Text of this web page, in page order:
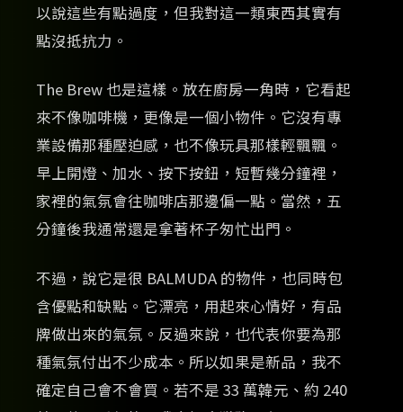
以說這些有點過度，但我對這一類東西其實有
點沒抵抗力。
The Brew 也是這樣。放在廚房一角時，它看起
來不像咖啡機，更像是一個小物件。它沒有專
業設備那種壓迫感，也不像玩具那樣輕飄飄。
早上開燈、加水、按下按鈕，短暫幾分鐘裡，
家裡的氣氛會往咖啡店那邊偏一點。當然，五
分鐘後我通常還是拿著杯子匆忙出門。
不過，說它是很 BALMUDA 的物件，也同時包
含優點和缺點。它漂亮，用起來心情好，有品
牌做出來的氣氛。反過來說，也代表你要為那
種氣氛付出不少成本。所以如果是新品，我不
確定自己會不會買。若不是 33 萬韓元、約 240